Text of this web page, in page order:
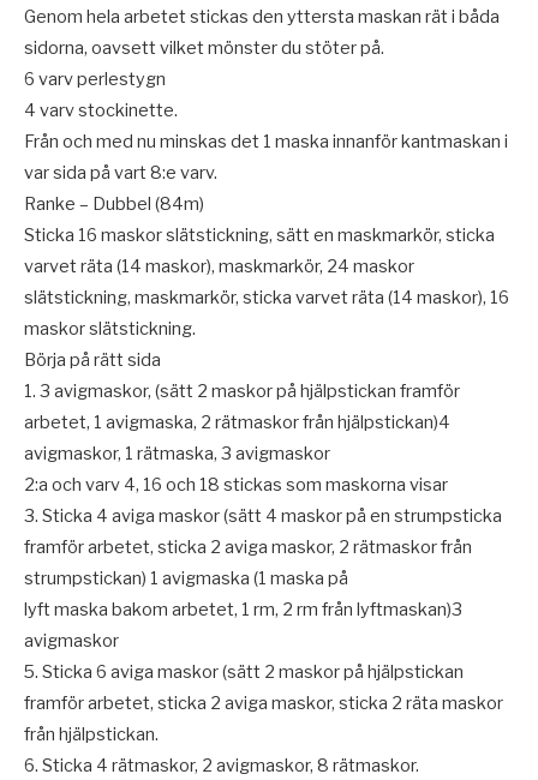
Genom hela arbetet stickas den yttersta maskan rät i båda
sidorna, oavsett vilket mönster du stöter på.
6 varv perlestygn
4 varv stockinette.
Från och med nu minskas det 1 maska innanför kantmaskan i
var sida på vart 8:e varv.
Ranke – Dubbel (84m)
Sticka 16 maskor slätstickning, sätt en maskmarkör, sticka
varvet räta (14 maskor), maskmarkör, 24 maskor
slätstickning, maskmarkör, sticka varvet räta (14 maskor), 16
maskor slätstickning.
Börja på rätt sida
1. 3 avigmaskor, (sätt 2 maskor på hjälpstickan framför
arbetet, 1 avigmaska, 2 rätmaskor från hjälpstickan)4
avigmaskor, 1 rätmaska, 3 avigmaskor
2:a och varv 4, 16 och 18 stickas som maskorna visar
3. Sticka 4 aviga maskor (sätt 4 maskor på en strumpsticka
framför arbetet, sticka 2 aviga maskor, 2 rätmaskor från
strumpstickan) 1 avigmaska (1 maska på
lyft maska bakom arbetet, 1 rm, 2 rm från lyftmaskan)3
avigmaskor
5. Sticka 6 aviga maskor (sätt 2 maskor på hjälpstickan
framför arbetet, sticka 2 aviga maskor, sticka 2 räta maskor
från hjälpstickan.
6. Sticka 4 rätmaskor, 2 avigmaskor, 8 rätmaskor.